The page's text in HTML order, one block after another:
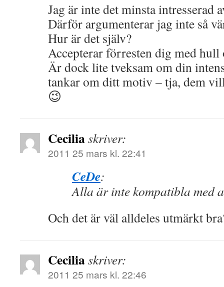
Jag är inte det minsta intresserad
Därför argumenterar jag inte så
Hur är det själv?
Accepterar förresten dig med hull
Är dock lite tveksam om din
tankar om ditt motiv – tja, dem
😉
Ceciliaskriver:
2011 25 mars kl. 22:41
CeDe:
Alla är inte kompatibla med
Och det är väl alldeles utmärkt
Ceciliaskriver:
2011 25 mars kl. 22:46